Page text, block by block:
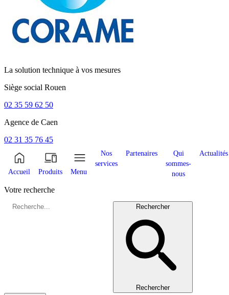
La solution technique à vos mesures
Siège social Rouen
02 35 59 62 50
Agence de Caen
02 31 35 76 45
Accueil Produits Menu
Nos
services
Partenaires
Qui
sommes-
nous
Actualités
Votre recherche
Rechercher
Rechercher